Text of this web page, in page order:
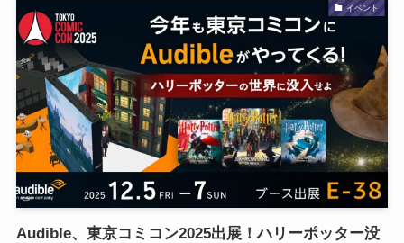
イベント
Audible、東京コミコン2025出展！ハリーポッター没